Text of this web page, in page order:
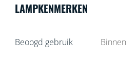
LAMPKENMERKEN
Beoogd gebruik Binnen